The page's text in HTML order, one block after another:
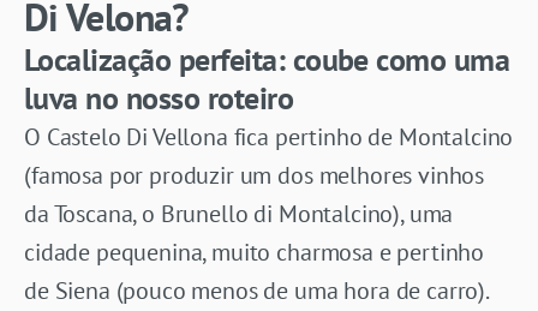
Di Velona?
Localização perfeita: coube como uma
luva no nosso roteiro
O Castelo Di Vellona fica pertinho de Montalcino
(famosa por produzir um dos melhores vinhos
da Toscana, o Brunello di Montalcino), uma
cidade pequenina, muito charmosa e pertinho
de Siena (pouco menos de uma hora de carro).